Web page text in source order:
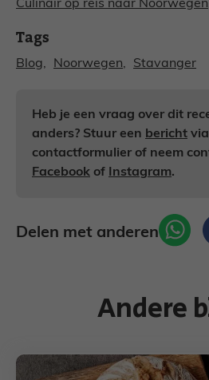
Culinair op reis naar Noorwegen
Tags
Blog, Noorwegen, Stavanger
Heb je een vraag over dit
anders? Stuur een bericht
contactformulier of neem
Facebook of Instagram.
Delen met anderen
Andere